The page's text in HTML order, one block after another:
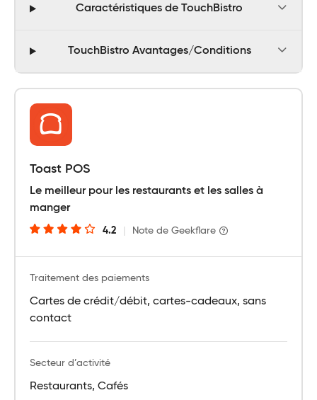
Caractéristiques de TouchBistro
TouchBistro Avantages/Conditions
Toast POS
Le meilleur pour les restaurants et les salles à
manger
4.2 Note de Geekflare
Traitement des paiements
Cartes de crédit/débit, cartes-cadeaux, sans
contact
Secteur d’activité
Restaurants, Cafés